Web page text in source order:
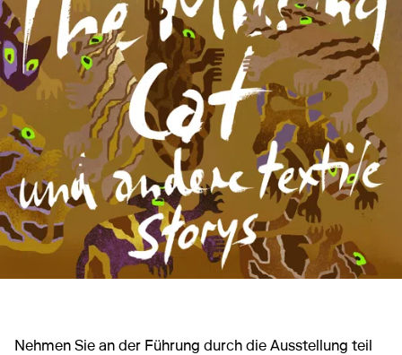
Nehmen Sie an der Führung durch die Ausstellung teil